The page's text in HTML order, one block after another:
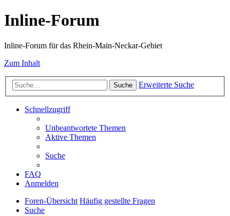
Inline-Forum
Inline-Forum für das Rhein-Main-Neckar-Gebiet
Zum Inhalt
Suche Erweiterte Suche
Schnellzugriff
Unbeantwortete Themen
Aktive Themen
Suche
FAQ
Anmelden
Foren-Übersicht Häufig gestellte Fragen
Suche